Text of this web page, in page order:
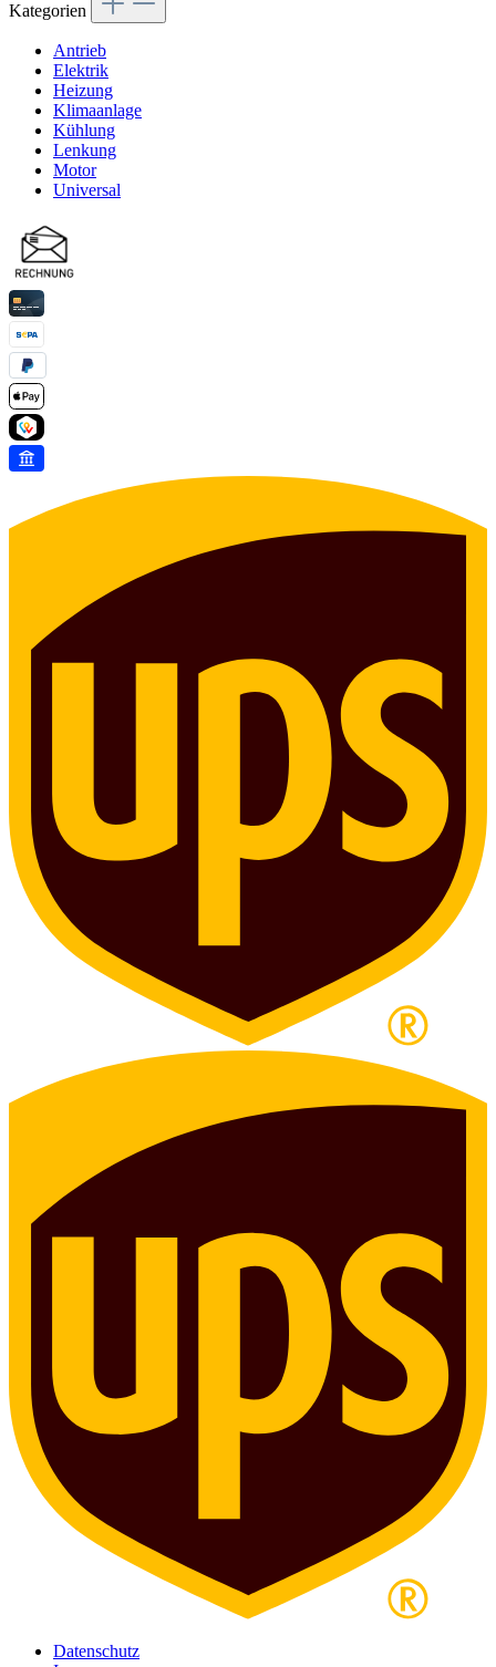
Kategorien
Antrieb
Elektrik
Heizung
Klimaanlage
Kühlung
Lenkung
Motor
Universal
Datenschutz